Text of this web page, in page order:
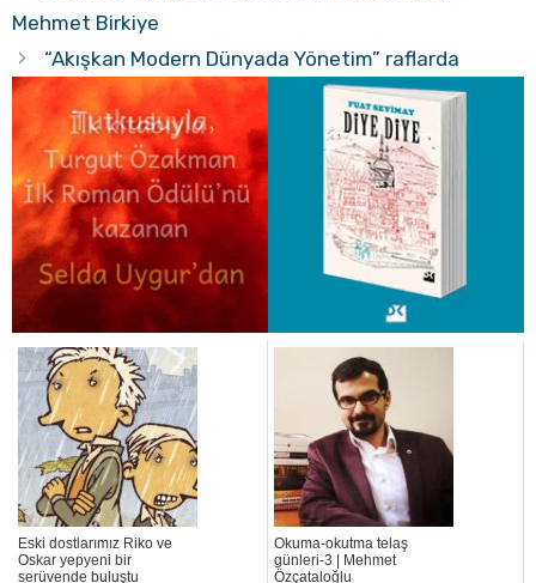
Mehmet Birkiye
“Akışkan Modern Dünyada Yönetim” raflarda
Eski dostlarımız Riko ve
Oskar yepyeni bir
serüvende buluştu
Okuma-okutma telaş
günleri-3 | Mehmet
Özçataloğlu